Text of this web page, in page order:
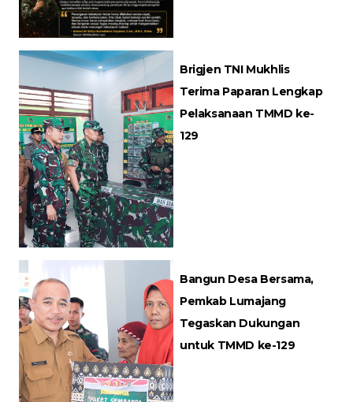
Brigjen TNI Mukhlis
Terima Paparan Lengkap
Pelaksanaan TMMD ke-
129
Bangun Desa Bersama,
Pemkab Lumajang
Tegaskan Dukungan
untuk TMMD ke-129